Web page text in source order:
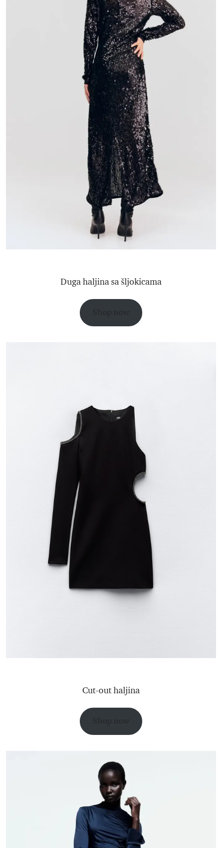
Duga haljina sa šljokicama
Shop now
Cut-out haljina
Shop now